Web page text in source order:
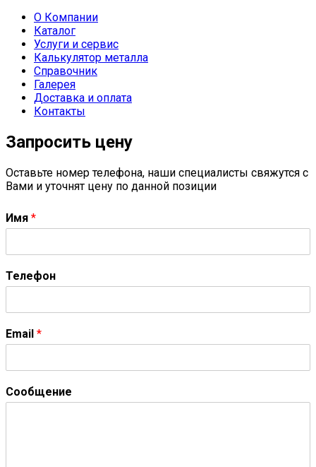
О Компании
Каталог
Услуги и сервис
Калькулятор металла
Справочник
Галерея
Доставка и оплата
Контакты
Запросить цену
Оставьте номер телефона, наши специалисты свяжутся с
Вами и уточнят цену по данной позиции
Имя *
Телефон
Email *
Сообщение